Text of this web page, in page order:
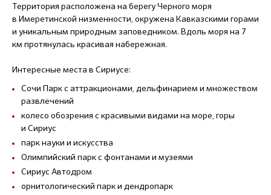
Территория расположена на берегу Черного моря
в Имеретинской низменности, окружена Кавказскими горами
и уникальным природным заповедником. Вдоль моря на 7
км протянулась красивая набережная.
Интересные места в Сириусе:
Сочи Парк с аттракционами, дельфинарием и множеством
развлечений
колесо обозрения с красивыми видами на море, горы
и Сириус
парк науки и искусства
Олимпийский парк с фонтанами и музеями
Сириус Автодром
орнитологический парк и дендропарк